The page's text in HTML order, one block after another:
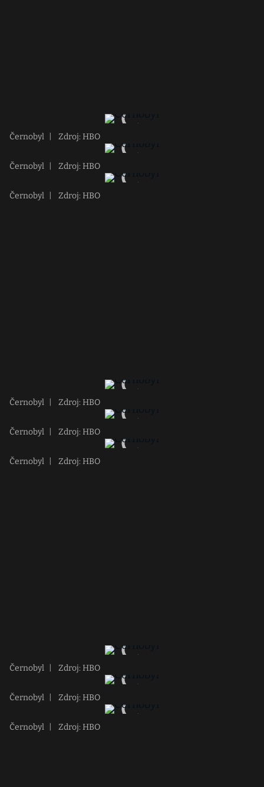
Černobyl Zdroj: HBO
Černobyl Zdroj: HBO
Černobyl Zdroj: HBO
Černobyl Zdroj: HBO
Černobyl Zdroj: HBO
Černobyl Zdroj: HBO
Černobyl Zdroj: HBO
Černobyl Zdroj: HBO
Černobyl Zdroj: HBO